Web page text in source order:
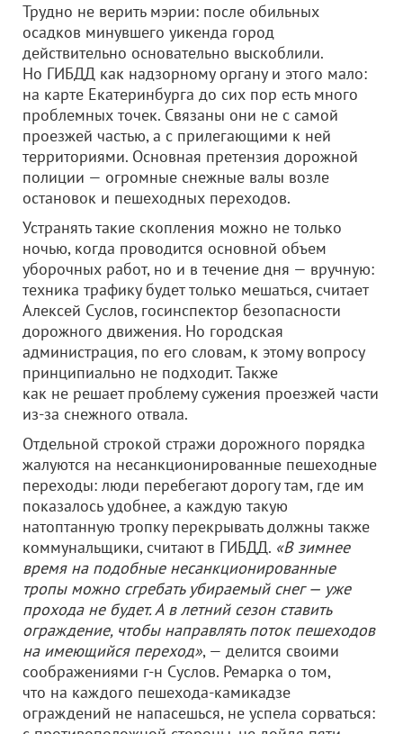
Трудно не верить мэрии: после обильных
осадков минувшего уикенда город
действительно основательно выскоблили.
Но ГИБДД как надзорному органу и этого мало:
на карте Екатеринбурга до сих пор есть много
проблемных точек. Связаны они не с самой
проезжей частью, а с прилегающими к ней
территориями. Основная претензия дорожной
полиции — огромные снежные валы возле
остановок и пешеходных переходов.
Устранять такие скопления можно не только
ночью, когда проводится основной объем
уборочных работ, но и в течение дня — вручную:
техника трафику будет только мешаться, считает
Алексей Суслов, госинспектор безопасности
дорожного движения. Но городская
администрация, по его словам, к этому вопросу
принципиально не подходит. Также
как не решает проблему сужения проезжей части
из-за снежного отвала.
Отдельной строкой стражи дорожного порядка
жалуются на несанкционированные пешеходные
переходы: люди перебегают дорогу там, где им
показалось удобнее, а каждую такую
натоптанную тропку перекрывать должны также
коммунальщики, считают в ГИБДД. «В зимнее
время на подобные несанкционированные
тропы можно сгребать убираемый снег — уже
прохода не будет. А в летний сезон ставить
ограждение, чтобы направлять поток пешеходов
на имеющийся переход», — делится своими
соображениями г-н Суслов. Ремарка о том,
что на каждого пешехода-камикадзе
ограждений не напасешься, не успела сорваться: